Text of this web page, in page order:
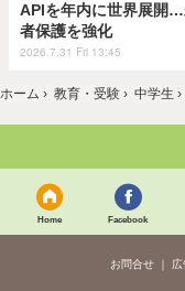
APIを年内に世界展開
者保護を強化
2026.7.31 Fri 13:45
ホーム › 教育・受験 › 中学生 ›
Home Facebook
お問合せ